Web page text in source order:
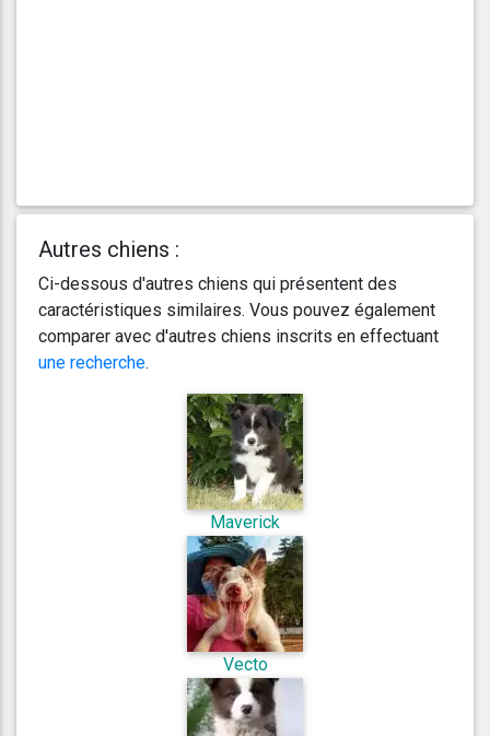
Autres chiens :
Ci-dessous d'autres chiens qui présentent des
caractéristiques similaires. Vous pouvez également
comparer avec d'autres chiens inscrits en effectuant
une recherche.
Maverick
Vecto